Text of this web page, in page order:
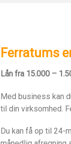
Ferratums
Lån fra 15.000 –
Med business kan
til din virksomhed.
Du kan få op til 24-